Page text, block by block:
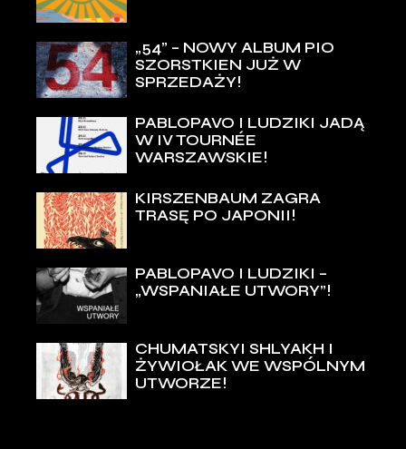
„54” – NOWY ALBUM PIO
SZORSTKIEN JUŻ W
SPRZEDAŻY!
PABLOPAVO I LUDZIKI JADĄ
W IV TOURNÉE
WARSZAWSKIE!
KIRSZENBAUM ZAGRA
TRASĘ PO JAPONII!
PABLOPAVO I LUDZIKI –
„WSPANIAŁE UTWORY”!
CHUMATSKYI SHLYAKH I
ŻYWIOŁAK WE WSPÓLNYM
UTWORZE!